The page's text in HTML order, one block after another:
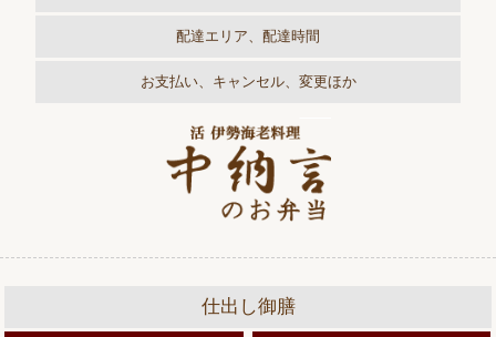
配達エリア、配達時間
お支払い、キャンセル、変更ほか
仕出し御膳